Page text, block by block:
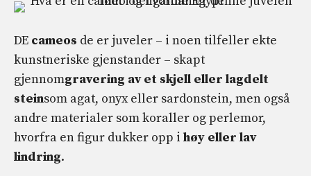
DE cameos de er juveler – i noen tilfeller ekte
kunstneriske gjenstander – skapt
gjennomgravering av et skjell eller lagdelt
steinsom agat, onyx eller sardonstein, men også
andre materialer som koraller og perlemor,
hvorfra en figur dukker opp i høy eller lav
lindring.